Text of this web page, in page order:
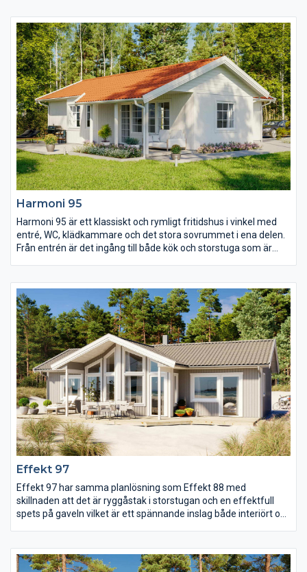
gott om möjlighetet till förvaring. Härifrån finns även en dörr till
uteplatsen, precis som från storstugan.
Harmoni 95
Harmoni 95 är ett klassiskt och rymligt fritidshus i vinkel med
entré, WC, klädkammare och det stora sovrummet i ena delen.
Från entrén är det ingång till både kök och storstuga som är
ljusinsläpp och härifrån tar man sig ut till den stora terrassen
under tak.
Effekt 97
Effekt 97 har samma planlösning som Effekt 88 med
skillnaden att det är ryggåstak i storstugan och en effektfull
spets på gaveln vilket är ett spännande inslag både interiört och
sovrum och dessutom dubbla klädkammare och från entrén
möts man av ett välplanerat kök med egen utgång till